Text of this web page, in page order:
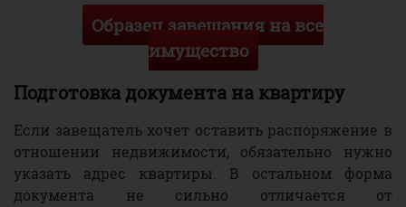
Образец завещания на все
имущество
Подготовка документа на квартиру
Если завещатель хочет оставить распоряжение в
отношении недвижимости, обязательно нужно
указать адрес квартиры. В остальном форма
документа не сильно отличается от